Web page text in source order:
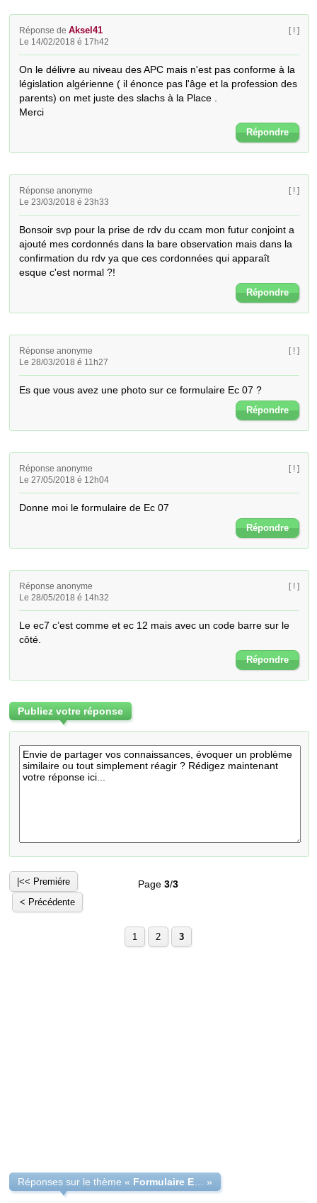
Réponse deAksel41
Le 14/02/2018 é 17h42
[ ! ]
On le délivre au niveau des APC mais n'est pas conforme à la
législation algérienne ( il énonce pas l'âge et la profession des
parents) on met juste des slachs à la Place .
Merci
Répondre
Réponse anonyme
Le 23/03/2018 é 23h33
[ ! ]
Bonsoir svp pour la prise de rdv du ccam mon futur conjoint a
ajouté mes cordonnés dans la bare observation mais dans la
confirmation du rdv ya que ces cordonnées qui apparaît
esque c'est normal ?!
Répondre
Réponse anonyme
Le 28/03/2018 é 11h27
[ ! ]
Es que vous avez une photo sur ce formulaire Ec 07 ?
Répondre
Réponse anonyme
Le 27/05/2018 é 12h04
[ ! ]
Donne moi le formulaire de Ec 07
Répondre
Réponse anonyme
Le 28/05/2018 é 14h32
[ ! ]
Le ec7 c’est comme et ec 12 mais avec un code barre sur le
côté.
Répondre
Publiez votre réponse
|<< Premiére
< Précédente
Page3/3
1 2 3
Réponses sur le thème « »